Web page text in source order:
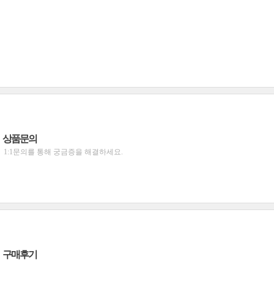
상품문의
1:1문의를 통해 궁금증을 해결하세요.
구매후기